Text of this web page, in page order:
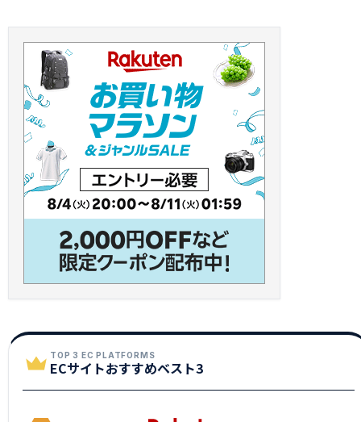
TOP 3 EC PLATFORMS
ECサイトおすすめベスト3